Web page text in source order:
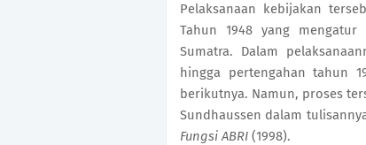
Pelaksanaan kebijakan
Tahun 1948 yang
Sumatra. Dalam
hingga pertengahan tahun
berikutnya. Namun, proses
Sundhaussen dalam
Fungsi ABRI (1998).